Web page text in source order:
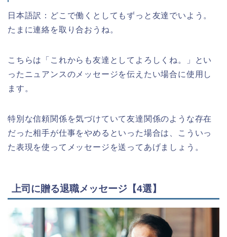
日本語訳：どこで働くとしてもずっと友達でいよう。
たまに連絡を取り合おうね。
こちらは「これからも友達としてよろしくね。」とい
ったニュアンスのメッセージを伝えたい場合に使用し
ます。
特別な信頼関係を気づけていて友達関係のような存在
だった相手が仕事をやめるといった場合は、こういっ
た表現を使ってメッセージを送ってあげましょう。
上司に贈る退職メッセージ【4選】